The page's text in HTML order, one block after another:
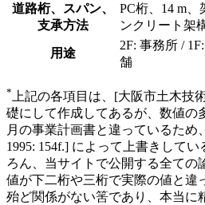
道路桁、スパン、
支承方法
PC桁、14 m
ンクリート架
用途
2F: 事務所 /
舗
* 上記の各項目は、[大阪市土木技
礎にして作成してあるが、数値の
月の事業計画書と違っているため
1995: 154f.] によって上書きして
ろん、当サイトで公開する全ての
値が下二桁や三桁で実際の値と違
殆ど関係がない筈であり、本当に